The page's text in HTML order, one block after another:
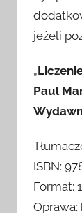
jeżeli
„
Paul
ISBN:
Format:
Oprawa: